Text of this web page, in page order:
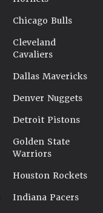
Chicago Bulls
Cleveland
Cavaliers
Dallas Mavericks
Denver Nuggets
Detroit Pistons
Golden State
Warriors
Houston Rockets
Indiana Pacers